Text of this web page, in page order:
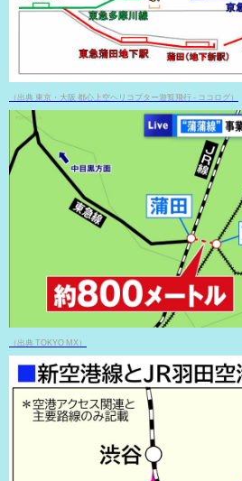
（出典 東京・大阪 都心上空ヘリコプター遊覧飛行 - ココログ）
（出典 TOKYO MX）